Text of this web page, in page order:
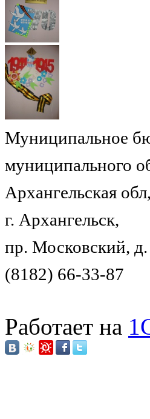
Муниципальное
муниципального
Архангельская обл,
г. Архангельск,
пр. Московский, д.
(8182) 66-33-87
Работает на